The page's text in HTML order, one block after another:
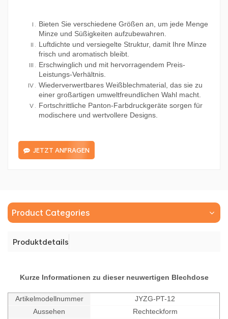
Bieten Sie verschiedene Größen an, um jede Menge
Minze und Süßigkeiten aufzubewahren.
Luftdichte und versiegelte Struktur, damit Ihre Minze
frisch und aromatisch bleibt.
Erschwinglich und mit hervorragendem Preis-
Leistungs-Verhältnis.
Wiederverwertbares Weißblechmaterial, das sie zu
einer großartigen umweltfreundlichen Wahl macht.
Fortschrittliche Panton-Farbdruckgeräte sorgen für
modischere und wertvollere Designs.
JETZT ANFRAGEN
Product Categories
Produktdetails
Kurze Informationen zu dieser neuwertigen Blechdose
Artikelmodellnummer
JYZG-PT-12
Aussehen
Rechteckform